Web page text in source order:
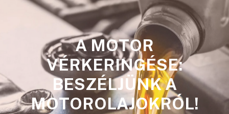
A MOTOR
VÉRKERINGÉSE:
BESZÉLJÜNK A
MOTOROLAJOKRÓL!